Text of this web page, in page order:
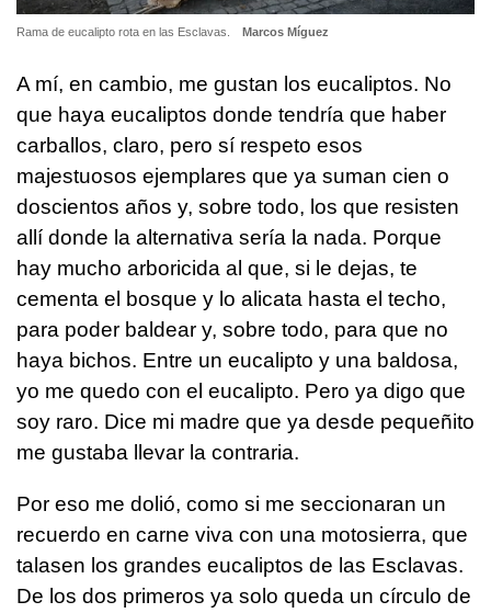
Rama de eucalipto rota en las Esclavas. Marcos Míguez
A mí, en cambio, me gustan los eucaliptos. No
que haya eucaliptos donde tendría que haber
carballos, claro, pero sí respeto esos
majestuosos ejemplares que ya suman cien o
doscientos años y, sobre todo, los que resisten
allí donde la alternativa sería la nada. Porque
hay mucho arboricida al que, si le dejas, te
cementa el bosque y lo alicata hasta el techo,
para poder baldear y, sobre todo, para que no
haya bichos. Entre un eucalipto y una baldosa,
yo me quedo con el eucalipto. Pero ya digo que
soy raro. Dice mi madre que ya desde pequeñito
me gustaba llevar la contraria.
Por eso me dolió, como si me seccionaran un
recuerdo en carne viva con una motosierra, que
talasen los grandes eucaliptos de las Esclavas.
De los dos primeros ya solo queda un círculo de